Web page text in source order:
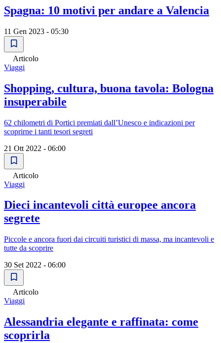
Spagna: 10 motivi per andare a Valencia
11 Gen 2023 - 05:30
Articolo
Viaggi
Shopping, cultura, buona tavola: Bologna
insuperabile
62 chilometri di Portici premiati dall’Unesco e indicazioni per
scoprirne i tanti tesori segreti
21 Ott 2022 - 06:00
Articolo
Viaggi
Dieci incantevoli città europee ancora
segrete
Piccole e ancora fuori dai circuiti turistici di massa, ma incantevoli e
tutte da scoprire
30 Set 2022 - 06:00
Articolo
Viaggi
Alessandria elegante e raffinata: come
scoprirla